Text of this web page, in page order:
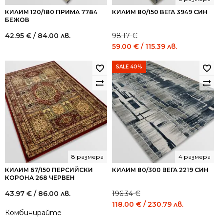
КИЛИМ 120/180 ПРИМА 7784
БЕЖОВ
42.95 € / 84.00 лв.
КИЛИМ 80/150 ВЕГА 3949 СИН
98.17€
Original
was:
98.17 €
/
192.00
лв..
59.00 € / 115.39 лв.
59.00 €
/
115.39
лв..
КИЛИМ 67/150 ПЕРСИЙСКИ
КОРОНА 268 ЧЕРВЕН
8 размера
43.97 € / 86.00 лв.
Комбинирайте
SALE 40%
КИЛИМ 80/300 ВЕГА 2219 СИН
4 размера
196.34€
Original
118.00 € / 230.79 лв.